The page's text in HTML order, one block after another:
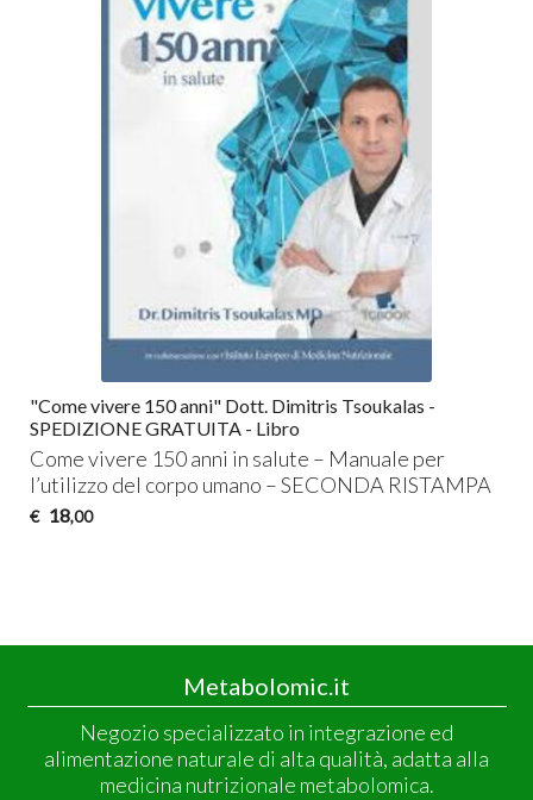
"Come vivere 150 anni" Dott. Dimitris Tsoukalas -
SPEDIZIONE GRATUITA - Libro
Come vivere 150 anni in salute – Manuale per
l’utilizzo del corpo umano –SECONDA RISTAMPA
€ 18,00
Metabolomic.it
Negozio specializzato in integrazione ed
alimentazione naturale di alta qualità, adatta alla
medicina nutrizionale metabolomica.